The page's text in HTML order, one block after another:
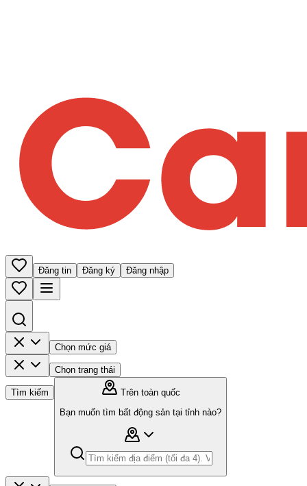
Đăng tin Đăng ký Đăng nhập
Chọn mức giá
Chọn trạng thái
Tìm kiếm
Trên toàn quốc
Bạn muốn tìm bất động sản tại tỉnh nào?